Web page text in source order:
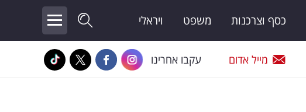
כסף וצרכנות משפט ויראלי
מייל אדום עקבו אחרינו